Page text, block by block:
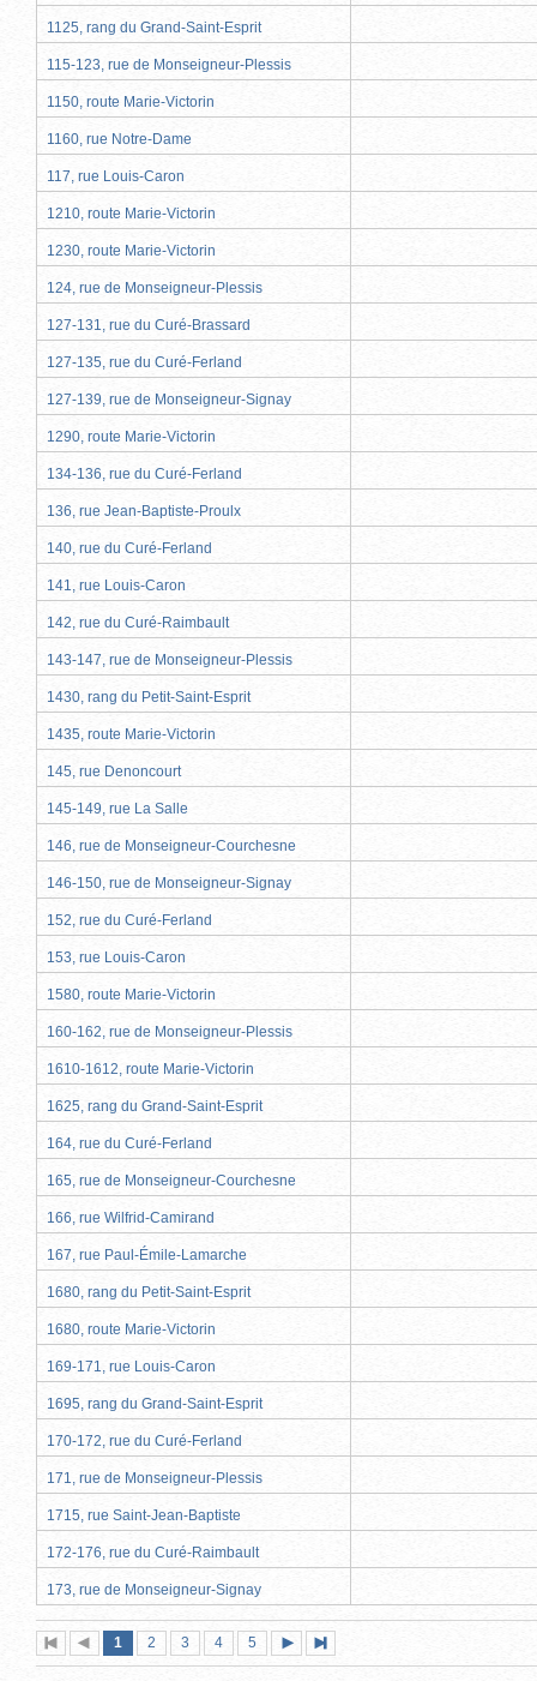
1125, rang du Grand-Saint-Esprit
115-123, rue de Monseigneur-Plessis
1150, route Marie-Victorin
1160, rue Notre-Dame
117, rue Louis-Caron
1210, route Marie-Victorin
1230, route Marie-Victorin
124, rue de Monseigneur-Plessis
127-131, rue du Curé-Brassard
127-135, rue du Curé-Ferland
127-139, rue de Monseigneur-Signay
1290, route Marie-Victorin
134-136, rue du Curé-Ferland
136, rue Jean-Baptiste-Proulx
140, rue du Curé-Ferland
141, rue Louis-Caron
142, rue du Curé-Raimbault
143-147, rue de Monseigneur-Plessis
1430, rang du Petit-Saint-Esprit
1435, route Marie-Victorin
145, rue Denoncourt
145-149, rue La Salle
146, rue de Monseigneur-Courchesne
146-150, rue de Monseigneur-Signay
152, rue du Curé-Ferland
153, rue Louis-Caron
1580, route Marie-Victorin
160-162, rue de Monseigneur-Plessis
1610-1612, route Marie-Victorin
1625, rang du Grand-Saint-Esprit
164, rue du Curé-Ferland
165, rue de Monseigneur-Courchesne
166, rue Wilfrid-Camirand
167, rue Paul-Émile-Lamarche
1680, rang du Petit-Saint-Esprit
1680, route Marie-Victorin
169-171, rue Louis-Caron
1695, rang du Grand-Saint-Esprit
170-172, rue du Curé-Ferland
171, rue de Monseigneur-Plessis
1715, rue Saint-Jean-Baptiste
172-176, rue du Curé-Raimbault
173, rue de Monseigneur-Signay
Première
page
Page
précédente
Page
1 (page
actuelle)
Page
2 Page
3 Page
4 Page
5
suivante
page